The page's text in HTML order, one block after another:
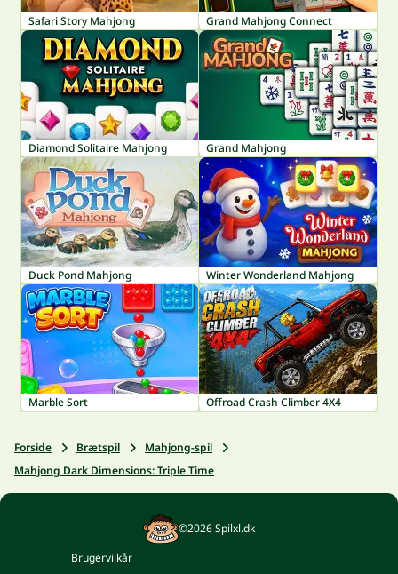
Safari Story Mahjong Grand Mahjong Connect
Diamond Solitaire Mahjong Grand Mahjong
Duck Pond Mahjong Winter Wonderland Mahjong
Marble Sort Offroad Crash Climber 4X4
Forside Brætspil
Mahjong-spil
Mahjong Dark Dimensions: Triple Time
©2026 Spilxl.dk
Brugervilkår